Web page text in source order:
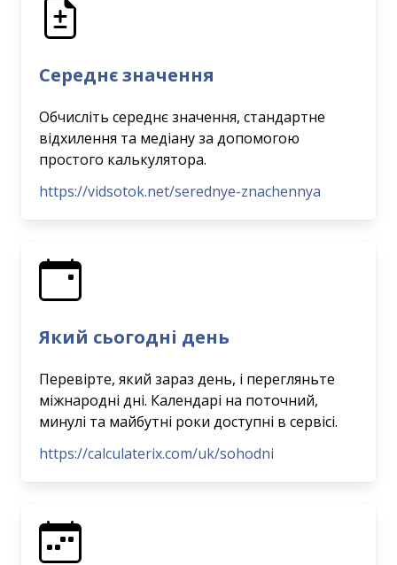
Середнє значення
Обчисліть середнє значення, стандартне
відхилення та медіану за допомогою
простого калькулятора.
https://vidsotok.net/serednye-znachennya
Який сьогодні день
Перевірте, який зараз день, і перегляньте
міжнародні дні. Календарі на поточний,
минулі та майбутні роки доступні в сервісі.
https://calculaterix.com/uk/sohodni